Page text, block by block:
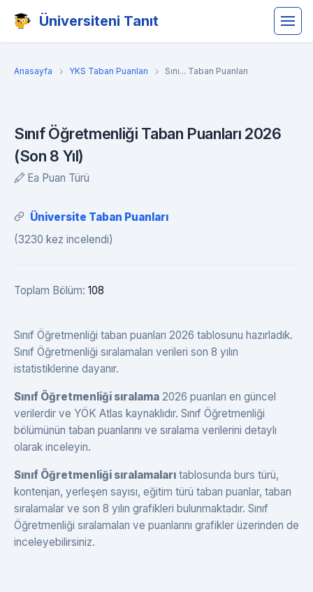
Üniversiteni Tanıt
Anasayfa YKS Taban Puanları Sını... Taban Puanları
Sınıf Öğretmenliği Taban Puanları 2026
(Son 8 Yıl)
Ea Puan Türü
Üniversite Taban Puanları
(3230 kez incelendi)
Toplam Bölüm: 108
Sınıf Öğretmenliği taban puanları 2026 tablosunu hazırladık.
Sınıf Öğretmenliği sıralamaları verileri son 8 yılın
istatistiklerine dayanır.
Sınıf Öğretmenliği sıralama 2026 puanları en güncel
verilerdir ve YÖK Atlas kaynaklıdır. Sınıf Öğretmenliği
bölümünün taban puanlarını ve sıralama verilerini detaylı
olarak inceleyin.
Sınıf Öğretmenliği sıralamaları tablosunda burs türü,
kontenjan, yerleşen sayısı, eğitim türü taban puanlar, taban
sıralamalar ve son 8 yılın grafikleri bulunmaktadır. Sınıf
Öğretmenliği sıralamaları ve puanlarını grafikler üzerinden de
inceleyebilirsiniz.